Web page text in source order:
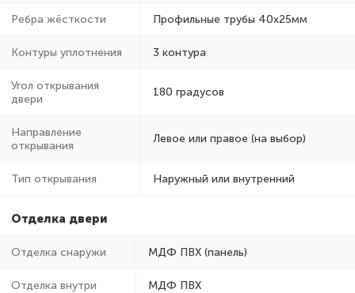
Ребра жёсткости Профильные трубы 40х25мм
Контуры уплотнения 3 контура
Угол открывания
двери
180 градусов
Направление
открывания
Левое или правое (на выбор)
Тип открывания Наружный или внутренний
Отделка двери
Отделка снаружи МДФ ПВХ (панель)
Отделка внутри МДФ ПВХ